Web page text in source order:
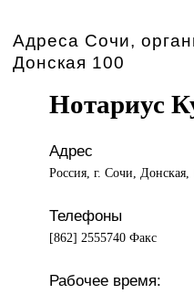
Адреса Сочи,
Донская 100
Нотариус
Адрес
Россия, г. Сочи, Донская,
Телефоны
[862] 2555740 Факс
Рабочее время: